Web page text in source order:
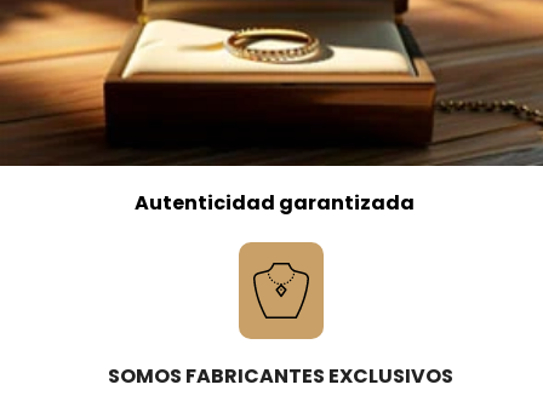
Autenticidad garantizada
SOMOS FABRICANTES EXCLUSIVOS